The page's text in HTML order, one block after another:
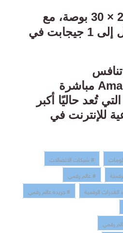
بقياس 20 × 30 بوصة، مع
سرعة تنزيل تصل إلى 1 جيجابت في
مباشرة
تُعد حاليًا أكبر
للإنترنت في
# شبكات الاتصالات
# عالم رقمي
القدرات الرقمية
# جريدة عالم رقمي
رقمي